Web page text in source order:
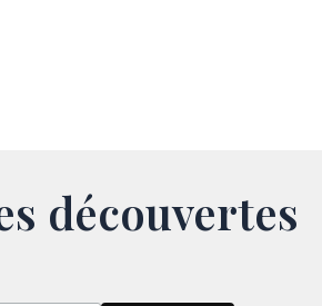
découvertes